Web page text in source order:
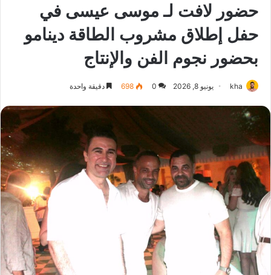
حضور لافت لـ موسى عيسى في
حفل إطلاق مشروب الطاقة دينامو
بحضور نجوم الفن والإنتاج
kha يونيو 8, 2026 0
698 دقيقة واحدة